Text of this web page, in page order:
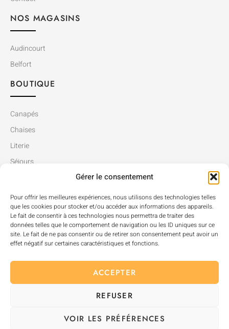
Gérer le consentement
Pour offrir les meilleures expériences, nous utilisons des technologies telles
que les cookies pour stocker et/ou accéder aux informations des appareils.
Le fait de consentir à ces technologies nous permettra de traiter des
données telles que le comportement de navigation ou les ID uniques sur ce
site. Le fait de ne pas consentir ou de retirer son consentement peut avoir un
effet négatif sur certaines caractéristiques et fonctions.
ACCEPTER
REFUSER
VOIR LES PRÉFÉRENCES
NOS MAGASINS
Audincourt
Belfort
BOUTIQUE
Canapés
Chaises
Literie
Séjours
Politique de Confidentialité